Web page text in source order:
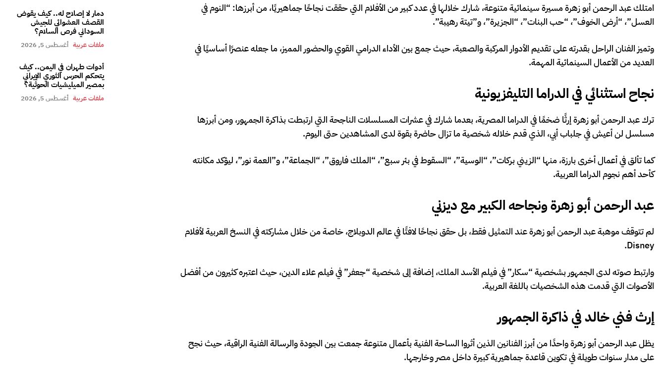
دمار لا إصلاح له.. كيف يقوض
القصف العشوائي للجيش
السوداني فرص السلام؟
ملفات عربية أغسطس 5, 2026
أدوات طهران في اليمن.. كيف
يتحكم الحرس الثوري الإيراني
بمصير الميليشيات الحوثية؟
ملفات عربية أغسطس 5, 2026
امتلك عبد الرحمن أبو زهرة مسيرة سينمائية متنوعة، شارك خلالها في عدد كبير من الأفلام التي حققت نجاحًا جماهيريًا، من أبرزها: “النوم في
العسل”، “أرض الخوف”، “حب البنات”، “الجزيرة”، و”تيتة رهيبة”.
وتميز الفنان الراحل بقدرته على تقديم الأدوار المركبة والصعبة، حيث جمع بين الأداء الدرامي القوي والحضور المميز، ما جعله عنصرًا أساسيًا في
العديد من الأعمال السينمائية المهمة.
نجاح استثنائي في الدراما التليفزيونية
ترك عبد الرحمن أبو زهرة إرثًا ضخمًا في الدراما المصرية، بعدما شارك في عشرات المسلسلات الناجحة التي ارتبطت بذاكرة الجمهور، ومن أبرزها
مسلسل لن أعيش في جلباب أبي، الذي قدم خلاله شخصية ما تزال حاضرة بقوة لدى المشاهدين حتى اليوم.
كما تألق في أعمال أخرى بارزة، منها “الزيني بركات”، “الوسية”، “السقوط في بئر سبع”، “الملك فاروق”، “الجماعة”، و”العمة نور”، ليؤكد مكانته
كأحد أهم نجوم الدراما العربية.
عبد الرحمن أبو زهرة ونجاحه الكبير مع ديزني
لم تتوقف موهبة عبد الرحمن أبو زهرة عند التمثيل فقط، بل حقق نجاحًا لافتًا في عالم الدوبلاج، خاصة من خلال مشاركته في النسخ العربية لأفلام
Disney.
وارتبط صوته لدى الجمهور بشخصية “سكار” في فيلم الأسد الملك، إضافة إلى شخصية “جعفر” في فيلم علاء الدين، حيث اعتبره كثيرون من أفضل
الأصوات التي قدمت هذه الشخصيات باللغة العربية.
إرث فني خالد في ذاكرة الجمهور
يظل عبد الرحمن أبو زهرة واحدًا من أبرز الفنانين الذين أثروا الساحة الفنية بأعمال متنوعة جمعت بين الجودة والرسالة الفنية الراقية، حيث نجح
على مدار سنوات طويلة في تكوين قاعدة جماهيرية كبيرة داخل مصر وخارجها.